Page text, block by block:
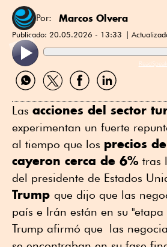
Por: Marcos Olvera
Publicado: 20.05.2026 - 13:33
Compartir
por
Compartir
por
Compartir
por
Compartir
por
Las acciones del sector
experimentan un fuerte
al tiempo que los precios
cayeron cerca de 6% tras
del presidente de Estados
Trump que dijo que las
país e Irán están en su "etapa
Trump afirmó que las